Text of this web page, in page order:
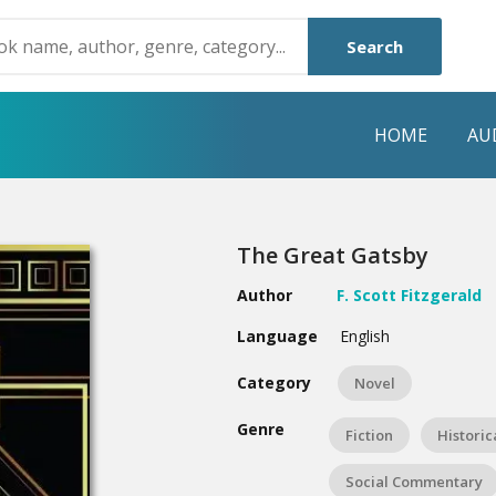
Search
HOME
Humayun Ahmed
Mouri Morium
Hot & New
Featured Event
The Great Gatsby
Author
F. Scott Fitzgerald
Language
English
Category Novel
Genre Fiction
Social Commentary